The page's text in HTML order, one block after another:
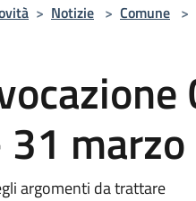
> Notizie > Comune >
argomenti da trattare